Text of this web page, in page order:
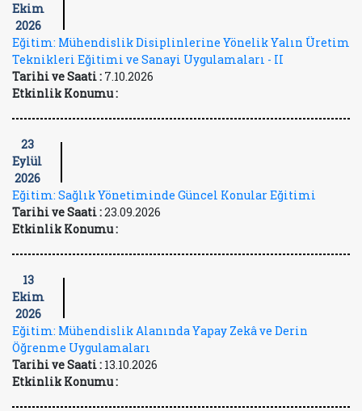
Ekim
2026
Eğitim: Mühendislik Disiplinlerine Yönelik Yalın Üretim
Teknikleri Eğitimi ve Sanayi Uygulamaları - II
Tarihi ve Saati : 7.10.2026
Etkinlik Konumu :
23
Eylül
2026
Eğitim: Sağlık Yönetiminde Güncel Konular Eğitimi
Tarihi ve Saati :23.09.2026
Etkinlik Konumu :
13
Ekim
2026
Eğitim: Mühendislik Alanında Yapay Zekâ ve Derin
Öğrenme Uygulamaları
Tarihi ve Saati : 13.10.2026
Etkinlik Konumu :